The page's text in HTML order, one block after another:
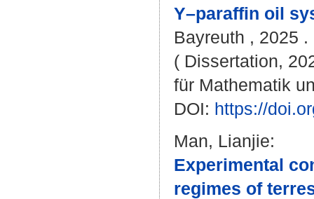
Y–paraffin oil
Bayreuth , 2025 .
( Dissertation,
für Mathematik
DOI: https://
Man, Lianjie:
Experimental
regimes of